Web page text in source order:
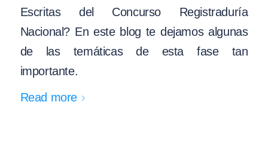
Escritas del Concurso Registraduría
Nacional? En este blog te dejamos algunas
de las temáticas de esta fase tan
importante.
Read more